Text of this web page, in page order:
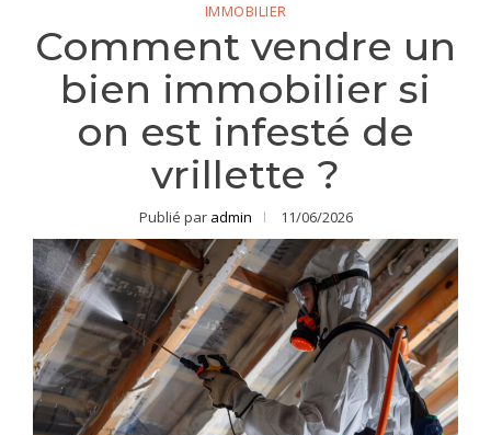
IMMOBILIER
Comment vendre un
bien immobilier si
on est infesté de
vrillette ?
Publié par admin 11/06/2026